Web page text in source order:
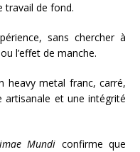
travail de fond.
sans chercher à
l’effet de manche.
heavy metal franc, carré,
artisanale et une intégrité
Mundi confirme que